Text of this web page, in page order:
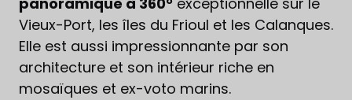
Vieux-Port, les îles du Frioul et les Calanques.
Elle est aussi impressionnante par son
architecture et son intérieur riche en
mosaïques et ex-voto marins.